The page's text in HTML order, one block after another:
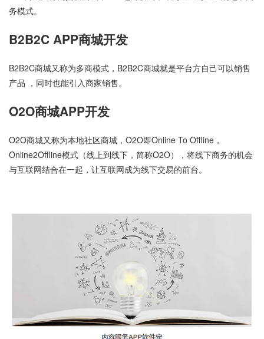
务模式。
B2B2C APP商城开发
B2B2C商城又称为多商模式，B2B2C商城就是平台方自己可以销售
产品 ，同时也能引入商家销售。
O2O商城APP开发
O2O商城又称为本地社区商城，O2O即Online To Offline，
Online2Offline模式（线上到线下，简称O2O），将线下商务的机会
与互联网结合在一起，让互联网成为线下交易的前台。